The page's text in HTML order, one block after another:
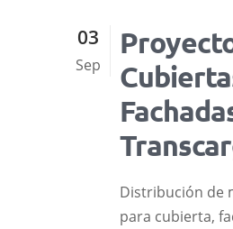
03
Sep
Distribución de
para cubierta,